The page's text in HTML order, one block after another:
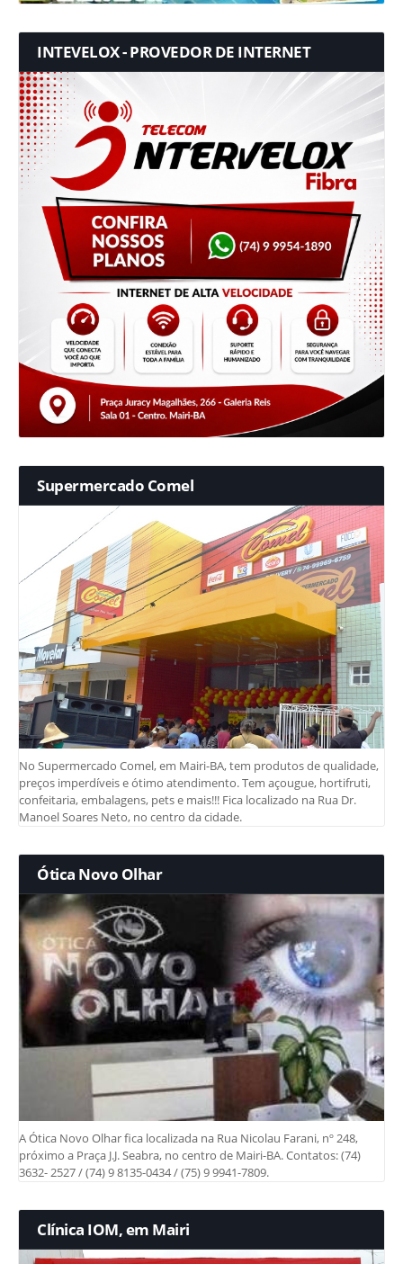
INTEVELOX - PROVEDOR DE INTERNET
Supermercado Comel
No Supermercado Comel, em Mairi-BA, tem produtos de qualidade,
preços imperdíveis e ótimo atendimento. Tem açougue, hortifruti,
confeitaria, embalagens, pets e mais!!! Fica localizado na Rua Dr.
Manoel Soares Neto, no centro da cidade.
Ótica Novo Olhar
A Ótica Novo Olhar fica localizada na Rua Nicolau Farani, nº 248,
próximo a Praça J.J. Seabra, no centro de Mairi-BA. Contatos: (74)
3632- 2527 / (74) 9 8135-0434 / (75) 9 9941-7809.
Clínica IOM, em Mairi